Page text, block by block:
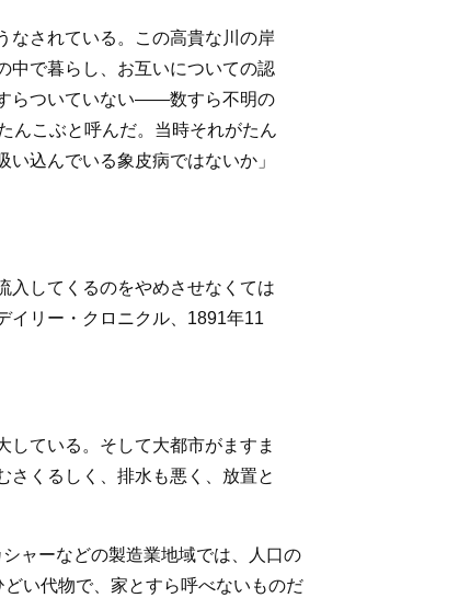
なされている。この高貴な川の岸
中で暮らし、お互いについての認
らついていない――数すら不明の
んこぶと呼んだ。当時それがたん
い込んでいる象皮病ではないか 」
入してくるのをやめさせなくては
イリー・クロニクル、1891年11
している。そして大都市がますま
さくるしく、排水も悪く、放置と
ャーなどの製造業地域では、人口の
い代物で、家とすら呼べないものだ